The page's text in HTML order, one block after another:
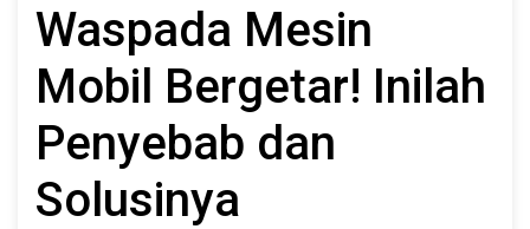
Waspada Mesin
Mobil Bergetar! Inilah
Penyebab dan
Solusinya